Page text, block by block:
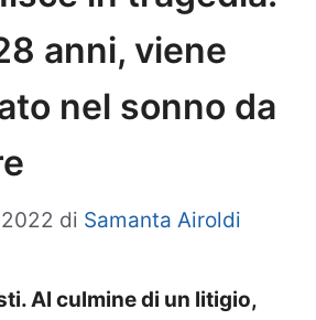
anni, viene
nel sonno da
di Samanta Airoldi
Al culmine di un litigio,